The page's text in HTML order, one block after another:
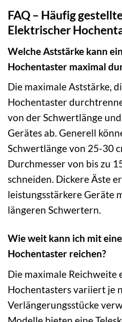
FAQ – Häufig
Elektrischer
Welche Aststärke kann
Hochentaster maximal
Die maximale Aststärke,
Hochentaster
von der Schwertlänge
Gerätes ab. Generell
Schwertlänge von 25-30
Durchmesser von bis zu
schneiden. Dickere Äste
leistungsstärkere Geräte
längeren Schwertern.
Wie weit kann ich mit
Hochentaster reichen?
Die maximale Reichweite
Hochentasters variiert je
Verlängerungsstücke